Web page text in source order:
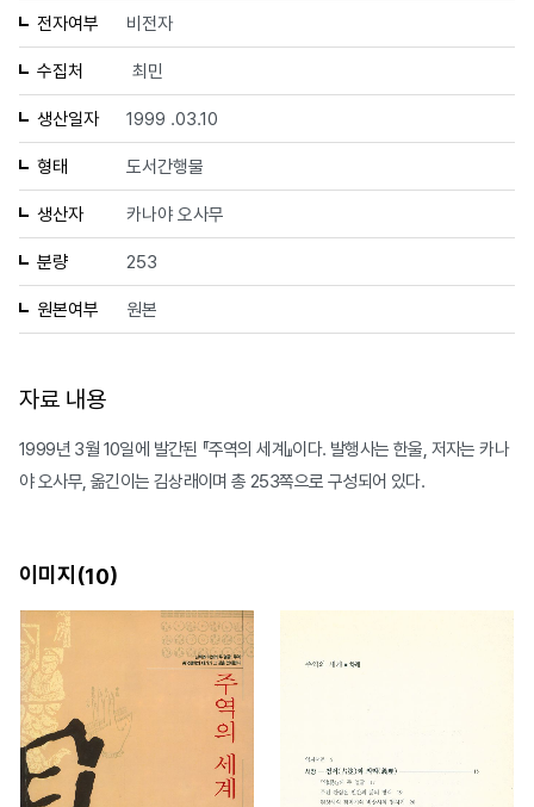
전자여부 비전자
수집처 최민
생산일자 1999 .03.10
형태 도서간행물
생산자 카나야 오사무
분량 253
원본여부 원본
자료 내용
1999년 3월 10일에 발간된 『주역의 세계』이다. 발행사는 한울, 저자는 카나
야 오사무, 옮긴이는 김상래이며 총 253쪽으로 구성되어 있다.
이미지(10)